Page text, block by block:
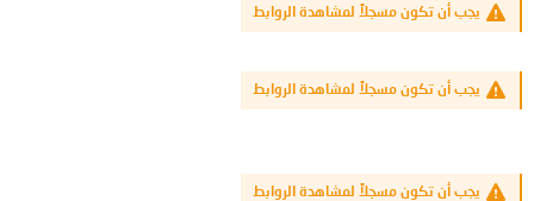
يجب أن تكون مسجلاً لمشاهدة الروابط
يجب أن تكون مسجلاً لمشاهدة الروابط
يجب أن تكون مسجلاً لمشاهدة الروابط